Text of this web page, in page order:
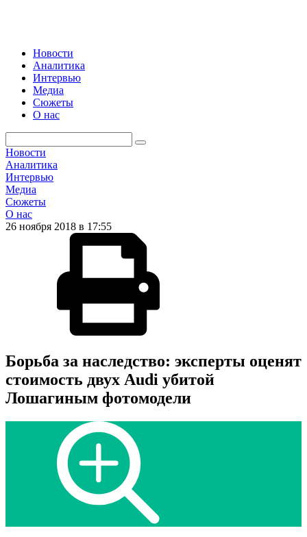
Новости
Аналитика
Интервью
Медиа
Сюжеты
О нас
Новости
Аналитика
Интервью
Медиа
Сюжеты
О нас
26 ноября 2018 в 17:55
Борьба за наследство: эксперты оценят
стоимость двух Audi убитой
Лошагиным фотомодели